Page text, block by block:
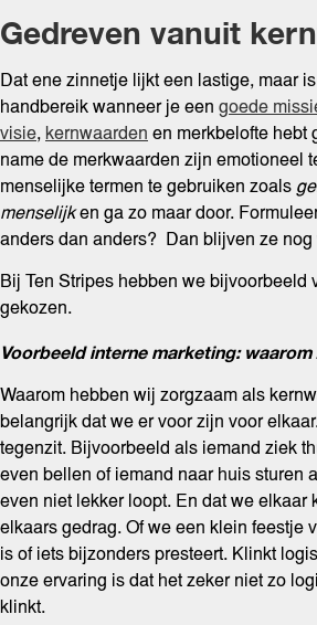
Gedreven vanuit
Dat ene zinnetje lijkt een lastige, maar
handbereik wanneer je een goede
visie,kernwaardenen merkbelofte hebt
name de merkwaarden zijn emotioneel
menselijke termen te gebruiken zoals
menselijken ga zo maar door.
anders dan anders? Dan blijven ze
Bij Ten Stripes hebben we bijvoorbeeld
gekozen.
Voorbeeld interne marketing: waarom
Waarom hebben wij zorgzaam als
belangrijk dat we er voor zijn voor
tegenzit. Bijvoorbeeld als iemand ziek
even bellen of iemand naar huis sturen
even niet lekker loopt. En dat we elkaar
elkaars gedrag. Of we een klein feestje
is of iets bijzonders presteert. Klinkt
onze ervaring is dat het zeker niet zo
klinkt.